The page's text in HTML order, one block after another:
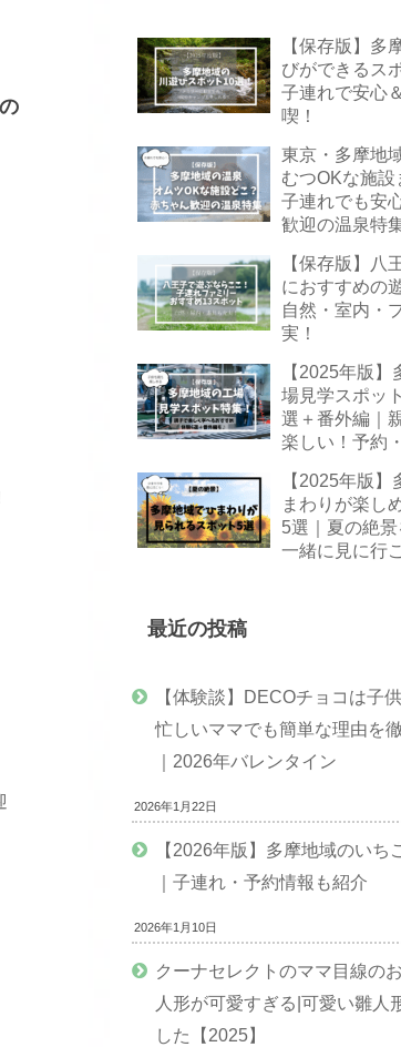
【保存版】多
びができるス
子連れで安心
喫！
東京・多摩地
むつOKな施設
子連れでも安
歓迎の温泉特
【保存版】八
におすすめの
自然・室内・
実！
【2025年版
場見学スポッ
選＋番外編｜
楽しい！予約
【2025年版
まわりが楽し
5選｜夏の絶
一緒に見に行
最近の投稿
【体験談】DECOチョコは子
忙しいママでも簡単な理由を
｜2026年バレンタイン
2026年1月22日
【2026年版】多摩地域のいち
｜子連れ・予約情報も紹介
2026年1月10日
クーナセレクトのママ目線の
人形が可愛すぎる|可愛い雛人
した【2025】